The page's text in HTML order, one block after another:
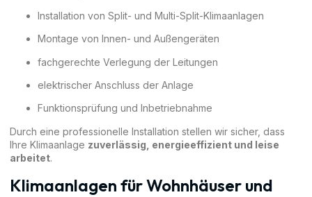
Installation von Split- und Multi-Split-Klimaanlagen
Montage von Innen- und Außengeräten
fachgerechte Verlegung der Leitungen
elektrischer Anschluss der Anlage
Funktionsprüfung und Inbetriebnahme
Durch eine professionelle Installation stellen wir sicher, dass
Ihre Klimaanlage zuverlässig, energieeffizient und leise
arbeitet.
Klimaanlagen für Wohnhäuser und